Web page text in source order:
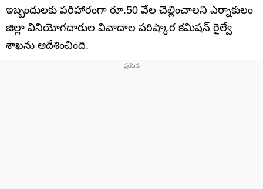
ఇబ్బందులకు పరిహారంగా రూ.50 వేల చెల్లించాలని ఎర్నాకులం
జిల్లా వినియోగదారుల వివాదాల పరిష్కార కమిషన్ రైల్వే
శాఖను ఆదేశించింది.